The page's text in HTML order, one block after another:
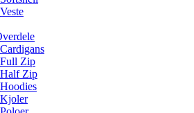
Veste
Cardigans
Full Zip
Half Zip
Hoodies
Kjoler